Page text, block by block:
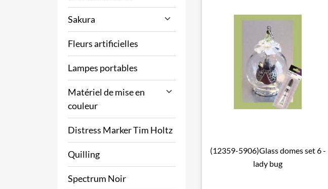
Sakura
Fleurs artificielles
Lampes portables
Matériel de mise en
couleur
Distress Marker Tim Holtz
Quilling
Spectrum Noir
 Aperçu rapide
(12359-5906)Glass domes set 6 -
lady bug